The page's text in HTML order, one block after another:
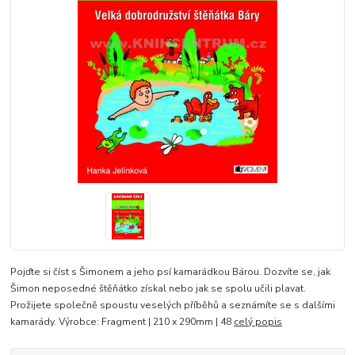
Pojďte si číst s Šimonem a jeho psí kamarádkou Bárou. Dozvíte se, jak
Šimon neposedné štěňátko získal nebo jak se spolu učili plavat.
Prožijete společně spoustu veselých příběhů a seznámíte se s dalšími
kamarády. Výrobce: Fragment | 210 x 290mm | 48 celý popis